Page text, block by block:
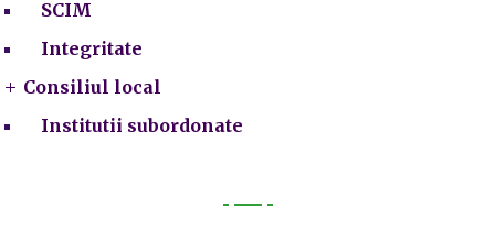
SCIM
Integritate
Consiliul local
Institutii subordonate